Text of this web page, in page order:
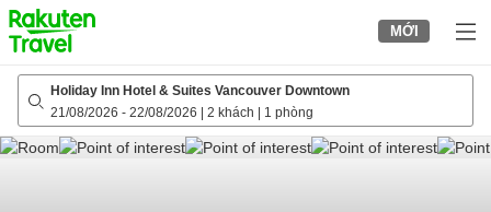
to
top
page
MỚI
Holiday Inn Hotel & Suites Vancouver Downtown
21/08/2026 - 22/08/2026 2 khách 1 phòng